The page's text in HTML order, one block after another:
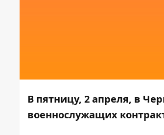
В пятницу, 2 апреля, в
военнослужащих